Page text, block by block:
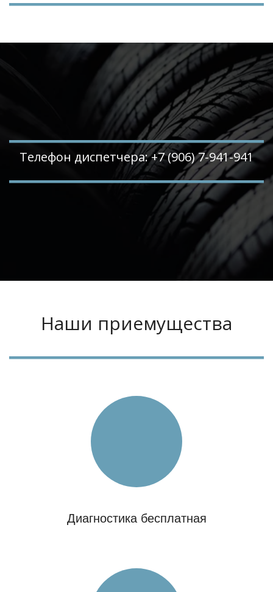
Телефон диспетчера: +7 (906) 7-941-941
Наши приемущества
Диагностика бесплатная